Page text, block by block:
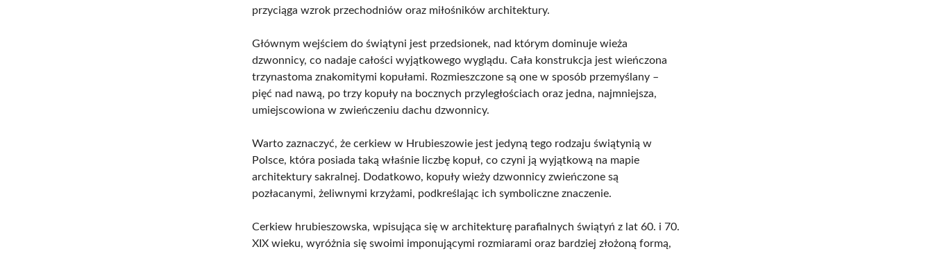
przyciąga wzrok przechodniów oraz miłośników architektury.
Głównym wejściem do świątyni jest przedsionek, nad którym dominuje wieża
dzwonnicy, co nadaje całości wyjątkowego wyglądu. Cała konstrukcja jest wieńczona
trzynastoma znakomitymi kopułami. Rozmieszczone są one w sposób przemyślany –
pięć nad nawą, po trzy kopuły na bocznych przyległościach oraz jedna, najmniejsza,
umiejscowiona w zwieńczeniu dachu dzwonnicy.
Warto zaznaczyć, że cerkiew w Hrubieszowie jest jedyną tego rodzaju świątynią w
Polsce, która posiada taką właśnie liczbę kopuł, co czyni ją wyjątkową na mapie
architektury sakralnej. Dodatkowo, kopuły wieży dzwonnicy zwieńczone są
pozłacanymi, żeliwnymi krzyżami, podkreślając ich symboliczne znaczenie.
Cerkiew hrubieszowska, wpisująca się w architekturę parafialnych świątyń z lat 60. i 70.
XIX wieku, wyróżnia się swoimi imponującymi rozmiarami oraz bardziej złożoną formą,